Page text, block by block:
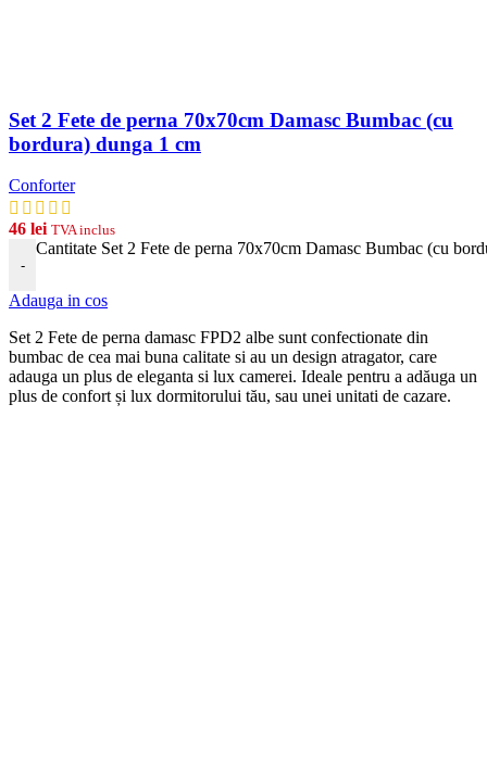
Set 2 Fete de perna 70x70cm Damasc Bumbac (cu
bordura) dunga 1 cm
Conforter
46 lei TVA inclus
-
Cantitate Set 2 Fete de perna 70x70cm Damasc Bumbac (cu
Adauga in cos
Set 2 Fete de perna damasc FPD2 albe sunt confectionate din
bumbac de cea mai buna calitate si au un design atragator, care
adauga un plus de eleganta si lux camerei. Ideale pentru a adăuga un
plus de confort și lux dormitorului tău, sau unei unitati de cazare.